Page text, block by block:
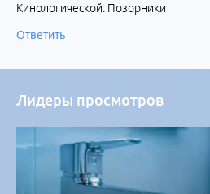
Кинологической. Позорники
Ответить
Лидеры просмотров